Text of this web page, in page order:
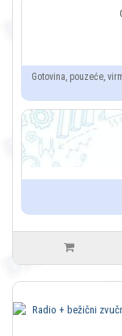
Gotovina, pouzeće,